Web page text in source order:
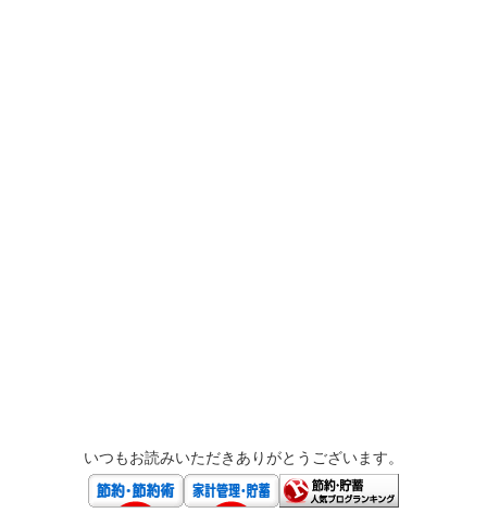
いつもお読みいただきありがとうございます。